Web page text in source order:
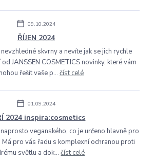
09.10.2024
ŘÍJEN 2024
skvrny a nevíte jak se jich rychle
JANSSEN COSMETICS novinky, které vám
řešit vaše p... číst celé
01.09.2024
2024 inspira:cosmetics
veganského, co je určeno hlavně pro
Má pro vás řadu s komplexní ochranou proti
světlu a dok...číst celé